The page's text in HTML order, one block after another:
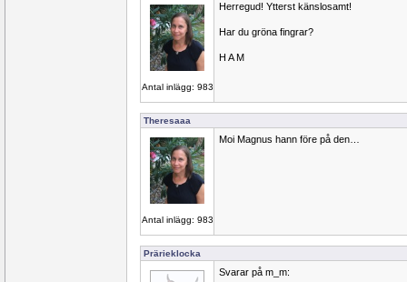
Antal inlägg: 983
Herregud! Ytterst känslosamt!
Har du gröna fingrar?
H A M
Theresaaa
Antal inlägg: 983
Moi Magnus hann före på den…
Prärieklocka
Svarar på m_m: